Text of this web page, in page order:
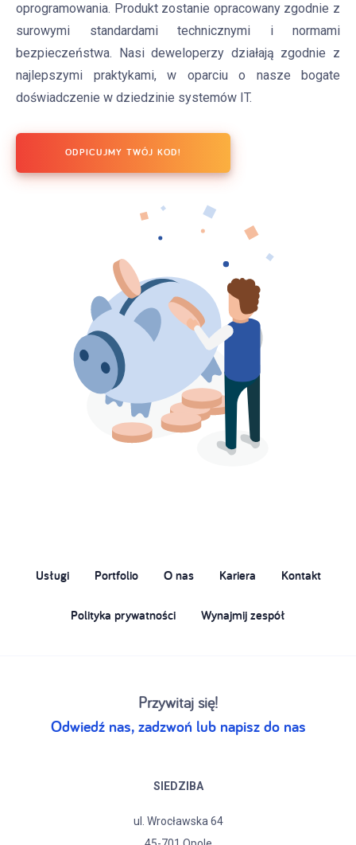
oprogramowania. Produkt zostanie opracowany zgodnie z
surowymi standardami technicznymi i normami
bezpieczeństwa. Nasi deweloperzy działają zgodnie z
najlepszymi praktykami, w oparciu o nasze bogate
doświadczenie w dziedzinie systemów IT.
ODPICUJMY TWÓJ KOD!
Usługi Portfolio O nas Kariera Kontakt
Polityka prywatności Wynajmij zespół
Przywitaj się!
Odwiedź nas, zadzwoń lub napisz do nas
SIEDZIBA
ul. Wrocławska 64